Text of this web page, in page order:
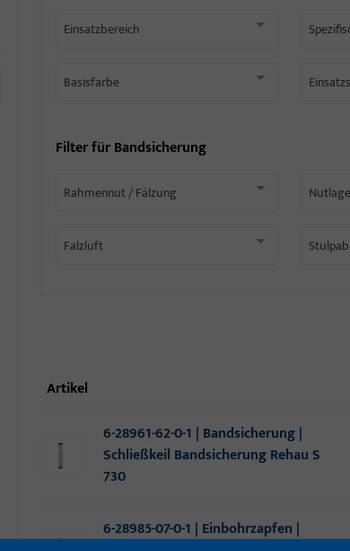
Einsatzbereich
Basisfarbe
Filter fürBandsicherung
Rahmennut / Fälzung Nutlage
Falzluft
Artikel
6-28961-62-0-1 | Bandsicherung |
Schließkeil Bandsicherung Rehau S
730
6-28985-07-0-1 | Einbohrzapfen |